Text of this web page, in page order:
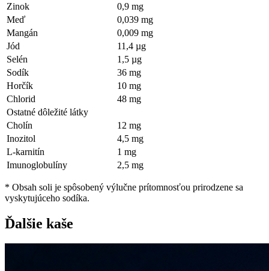
Zinok
0,9 mg
Meď
0,039 mg
Mangán
0,009 mg
Jód
11,4 µg
Selén
1,5 µg
Sodík
36 mg
Horčík
10 mg
Chlorid
48 mg
Ostatné dôležité látky
Cholín
12 mg
Inozitol
4,5 mg
L-karnitín
1 mg
Imunoglobulíny
2,5 mg
* Obsah soli je spôsobený výlučne prítomnosťou prirodzene sa
vyskytujúceho sodíka.
Ďalšie kaše